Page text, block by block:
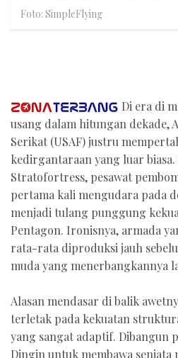
Foto: SimpleFlying
Di era di
usang dalam hitungan dekade,
Serikat (USAF) justru
kedirgantaraan yang luar biasa.
Stratofortress, pesawat
pertama kali mengudara pada
menjadi tulang punggung
Pentagon. Ironisnya, armada
rata-rata diproduksi jauh
muda yang menerbangkannya
Alasan mendasar di balik
terletak pada kekuatan
yang sangat adaptif. Dibangun
Dingin untuk membawa